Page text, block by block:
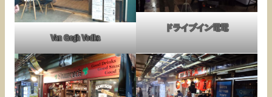
Van Gogh Vodka
ドライブイン電電